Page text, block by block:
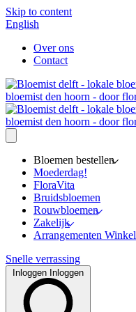
Skip to content
English
Over ons
Contact
Bloemen bestellen
Moederdag!
FloraVita
Bruidsbloemen
Rouwbloemen
Zakelijk
Arrangementen Winkel
Snelle verrassing
Inloggen Inloggen